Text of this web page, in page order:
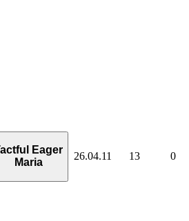
Eager
Maria
26.04.11 13 0